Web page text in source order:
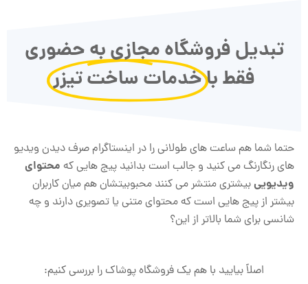
تبدیل فروشگاه مجازی به حضوری
فقط باخدمات ساخت تیزر
حتما شما هم ساعت های طولانی را در اینستاگرام صرف دیدن ویدیو
های رنگارنگ می کنید و جالب است بدانید پیج هایی که محتوای
ویدیوییبیشتری منتشر می کنند محبوبیتشان هم میان کاربران
بیشتر از پیج هایی است که محتوای متنی یا تصویری دارند و چه
شانسی برای شما بالاتر از این؟
اصلاً بیایید با هم یک فروشگاه پوشاک را بررسی کنیم: